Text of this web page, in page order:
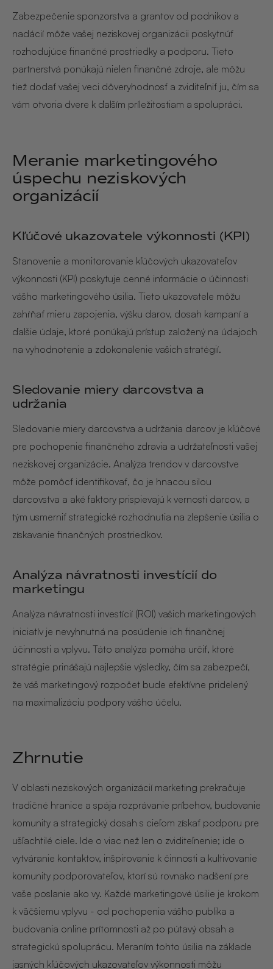
Zabezpečenie sponzorstva a grantov od podnikov a
nadácií môže vašej neziskovej organizácii poskytnúť
rozhodujúce finančné prostriedky a podporu. Tieto
partnerstvá ponúkajú nielen finančné zdroje, ale môžu
tiež dodať vašej veci dôveryhodnosť a zviditeľniť ju, čím sa
vám otvoria dvere k ďalším príležitostiam a spolupráci.
Meranie marketingového
úspechu neziskových
organizácií
Kľúčové ukazovatele výkonnosti (KPI)
Stanovenie a monitorovanie kľúčových ukazovateľov
výkonnosti (KPI) poskytuje cenné informácie o účinnosti
vášho marketingového úsilia. Tieto ukazovatele môžu
zahŕňať mieru zapojenia, výšku darov, dosah kampaní a
ďalšie údaje, ktoré ponúkajú prístup založený na údajoch
na vyhodnotenie a zdokonalenie vašich stratégií.
Sledovanie miery darcovstva a
udržania
Sledovanie miery darcovstva a udržania darcov je kľúčové
pre pochopenie finančného zdravia a udržateľnosti vašej
neziskovej organizácie. Analýza trendov v darcovstve
môže pomôcť identifikovať, čo je hnacou silou
darcovstva a aké faktory prispievajú k vernosti darcov, a
tým usmerniť strategické rozhodnutia na zlepšenie úsilia o
získavanie finančných prostriedkov.
Analýza návratnosti investícií do
marketingu
Analýza návratnosti investícií (ROI) vašich marketingových
iniciatív je nevyhnutná na posúdenie ich finančnej
účinnosti a vplyvu. Táto analýza pomáha určiť, ktoré
stratégie prinášajú najlepšie výsledky, čím sa zabezpečí,
že váš marketingový rozpočet bude efektívne pridelený
na maximalizáciu podpory vášho účelu.
Zhrnutie
V oblasti neziskových organizácií marketing prekračuje
tradičné hranice a spája rozprávanie príbehov, budovanie
komunity a strategický dosah s cieľom získať podporu pre
ušľachtilé ciele. Ide o viac než len o zviditeľnenie; ide o
vytváranie kontaktov, inšpirovanie k činnosti a kultivovanie
komunity podporovateľov, ktorí sú rovnako nadšení pre
vaše poslanie ako vy. Každé marketingové úsilie je krokom
k väčšiemu vplyvu - od pochopenia vášho publika a
budovania online prítomnosti až po pútavý obsah a
strategickú spoluprácu. Meraním tohto úsilia na základe
jasných kľúčových ukazovateľov výkonnosti môžu